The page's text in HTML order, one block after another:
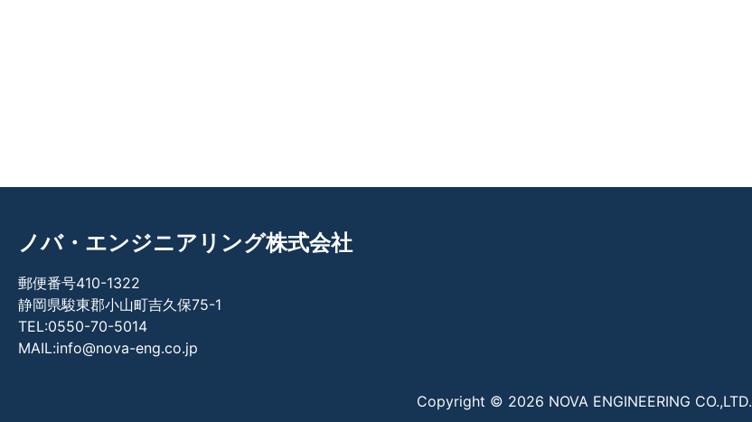
ノバ・エンジニアリング株式会社
郵便番号410-1322
静岡県駿東郡小山町吉久保75-1
TEL:0550-70-5014
MAIL:info@nova-eng.co.jp
Copyright © 2026 NOVA ENGINEERING CO.,LTD.